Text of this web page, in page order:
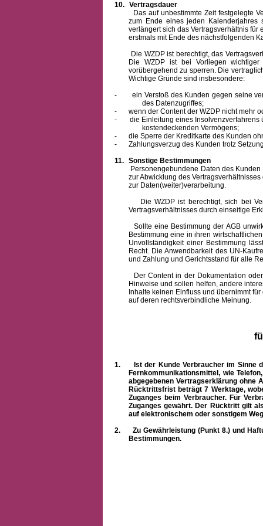
10. Vertragsdauer
Das auf unbestimmte Zeit festgelegte
zum Ende eines jeden Kalenderjahres
verlängert sich das Vertragsverhältnis
erstmals mit Ende des nächstfolgenden
Die WZDP ist berechtigt, das
Die WZDP ist bei Vorliegen
vorübergehend zu sperren. Die
Wichtige Gründe sind insbesondere:
-
ein Verstoß des Kunden gegen seine
des Datenzugriffes;
-
wenn der Content der WZDP nicht mehr
-
die Einleitung eines
kostendeckenden Vermögens;
-
die Sperre der Kreditkarte des Kunden
-
Zahlungsverzug des Kunden trotz
11. Sonstige Bestimmungen
Personengebundene Daten des Kunden
zur Abwicklung des
zur Daten(weiter)verarbeitung.
Die WZDP ist berechtigt, sich bei
Vertragsverhältnisses durch einseitige
Sollte eine Bestimmung der AGB
Bestimmung eine in ihren
Unvollständigkeit einer Bestimmung
Recht. Die Anwendbarkeit des UN-
und Zahlung und Gerichtsstand für alle
Der Content in der Dokumentation oder
Hinweise und sollen helfen, andere
Inhalte keinen Einfluss und übernimmt
auf deren rechtsverbindliche Meinung.
1.
Ist der Kunde Verbraucher im Sinne
Fernkommunikationsmittel, wie
abgegebenen Vertragserklärung ohne
Rücktrittsfrist beträgt 7 Werktage,
Zuganges beim Verbraucher. Für
Zuganges gewährt. Der Rücktritt gilt
auf elektronischem oder sonstigem
2.
Zu Gewährleistung (Punkt 8.) und
Bestimmungen.